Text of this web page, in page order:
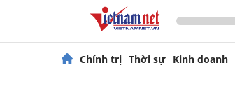
Chính trị Thời sự Kinh doanh